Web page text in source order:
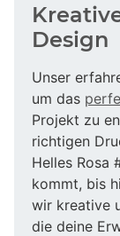
Design
Unser
um das
Projekt zu
richtigen
Helles Rosa
kommt, bis
wir kreative
die deine